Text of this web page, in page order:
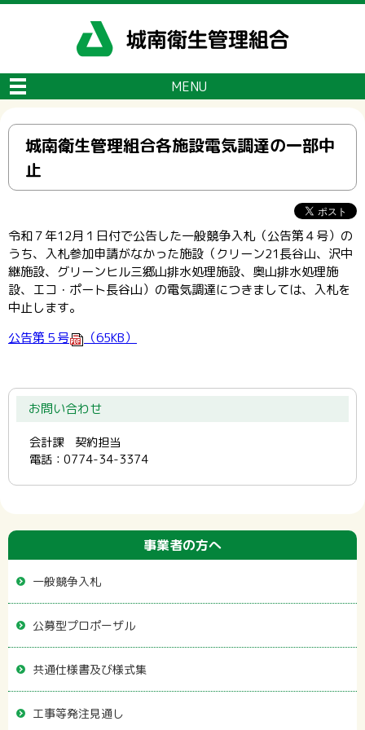
MENU
城南衛生管理組合各施設電気調達の一部中
止
令和７年12月１日付で公告した一般競争入札（公告第４号）の
うち、入札参加申請がなかった施設（クリーン21長谷山、沢中
継施設、グリーンヒル三郷山排水処理施設、奥山排水処理施
設、エコ・ポート長谷山）の電気調達につきましては、入札を
中止します。
公告第５号
（65KB）
お問い合わせ
会計課 契約担当
電話：0774-34-3374
事業者の方へ
一般競争入札
公募型プロポーザル
共通仕様書及び様式集
工事等発注見通し